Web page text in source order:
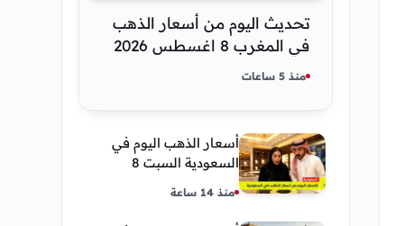
تحديث اليوم من أسعار الذهب
في المغرب 8 اغسطس 2026
كم عسر الجنية الذهب
منذ 5 ساعات
أسعار الذهب اليوم في
السعودية السبت 8
مباشر
منذ 14 ساعة